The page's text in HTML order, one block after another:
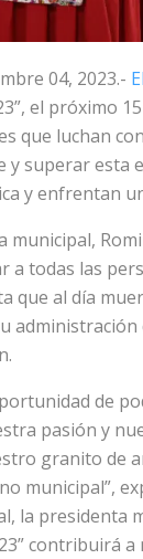
04, 2023.-
el próximo
que luchan
superar esta
y enfrentan
a todas las
que al día
de
pasión y
granito de
municipal”,
la presidenta
contribuirá